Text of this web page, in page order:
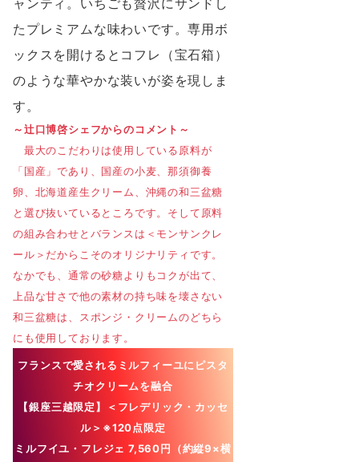
ャンティ。いちごも贅沢にサンドし
たプレミアムな味わいです。専⽤ボ
ックスを開けるとコフレ（宝⽯箱）
のような華やかな装いが姿を現しま
す。
～辻⼝博啓シェフからのコメント～
最⼤のこだわりは使⽤している原料が
「国産」であり、国産の⼩⻨、那須御養
卵、北海道産⽣クリーム、沖縄の和三盆糖
と選び抜いているところです。そして原料
の組み合わせとバランスは＜モンサンクレ
ール＞だからこそのオリジナリティです。
なかでも、通常の砂糖よりもコクが出て、
上品な⽢さで他の素材の持ち味を壊さない
和三盆糖は、スポンジ・クリームのどちら
にも使⽤しております。
フランスで愛されるミルフィーユにピスタ
チオクリームを融合
【銀座三越限定】＜フレデリック・カッセ
ル＞ ※120点限定
ミルフイユ・フレジェ 7,560円（約縦9×横